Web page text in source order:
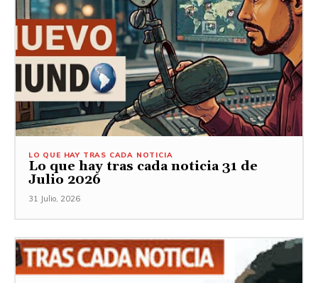
LO QUE HAY TRAS CADA NOTICIA
Lo que hay tras cada noticia 31 de
Julio 2026
31 Julio, 2026